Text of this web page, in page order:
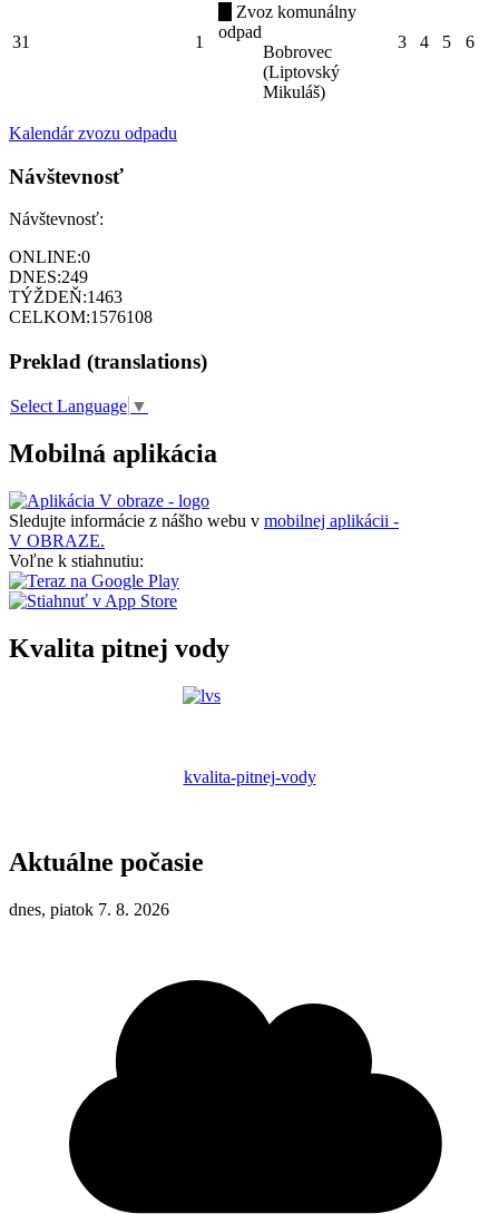
31 1
Zvoz komunálny
odpad
Bobrovec
(Liptovský
Mikuláš)
3 4 5 6
Kalendár zvozu odpadu
Návštevnosť
Návštevnosť:
ONLINE:0
DNES:249
TÝŽDEŇ:1463
CELKOM:1576108
Preklad (translations)
Select Language ▼
Mobilná aplikácia
Sledujte informácie z nášho webu v mobilnej aplikácii -
V OBRAZE.
Voľne k stiahnutiu:
Kvalita pitnej vody
kvalita-pitnej-vody
Aktuálne počasie
dnes, piatok 7. 8. 2026